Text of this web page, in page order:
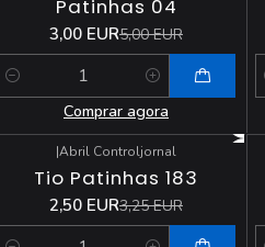
Patinhas 04
3,00 EUR5,00 EUR
Comprar agora
DESCONTO
|Abril Controljornal
Tio Patinhas 183
2,50 EUR3,25 EUR